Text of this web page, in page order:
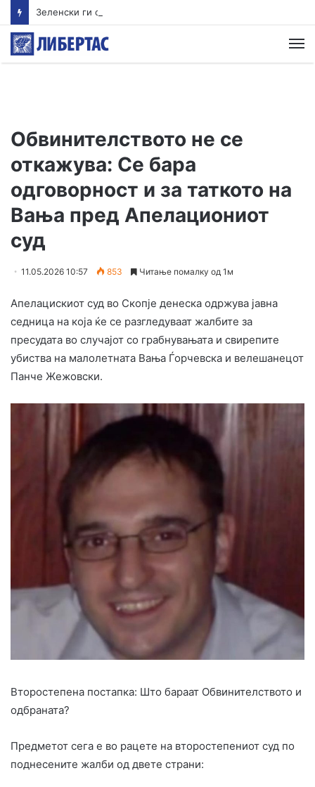
Обвинителството не се
откажува: Се бара
одговорност и за таткото на
Вања пред Апелациониот
суд
11.05.2026 10:57 853 Читање помалку од 1м
Апелацискиот суд во Скопје денеска одржува јавна
седница на која ќе се разгледуваат жалбите за
пресудата во случајот со грабнувањата и свирепите
убиства на малолетната Вања Ѓорчевска и велешанецот
Панче Жежовски.
Второстепена постапка: Што бараат Обвинителството и
одбраната?
Предметот сега е во рацете на второстепениот суд по
поднесените жалби од двете страни: